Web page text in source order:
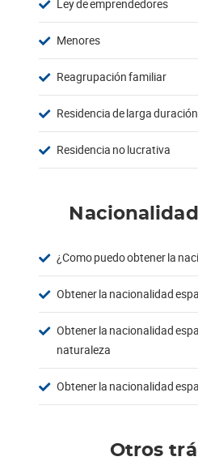
Ley de emprendedores
Menores
Reagrupación familiar
Residencia de larga duración
Residencia no lucrativa
¿Como puedo obtener la
Obtener la nacionalidad
Obtener la nacionalidad
naturaleza
Obtener la nacionalidad
Otros